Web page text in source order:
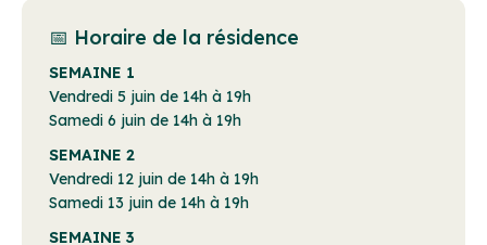
📅 Horaire de la résidence
SEMAINE 1
Vendredi 5 juin de 14h à 19h
Samedi 6 juin de 14h à 19h
SEMAINE 2
Vendredi 12 juin de 14h à 19h
Samedi 13 juin de 14h à 19h
SEMAINE 3